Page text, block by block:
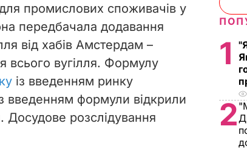
промислових споживачів у
передбачала додавання
від хабів Амстердам –
всього вугілля. Формулу
із введенням ринку
введенням формули відкрили
Досудове розслідування
1
2